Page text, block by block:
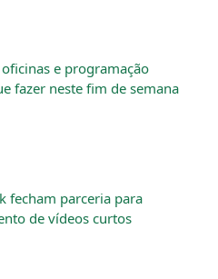
e programação
fazer neste fim de semana
fecham parceria para
de vídeos curtos